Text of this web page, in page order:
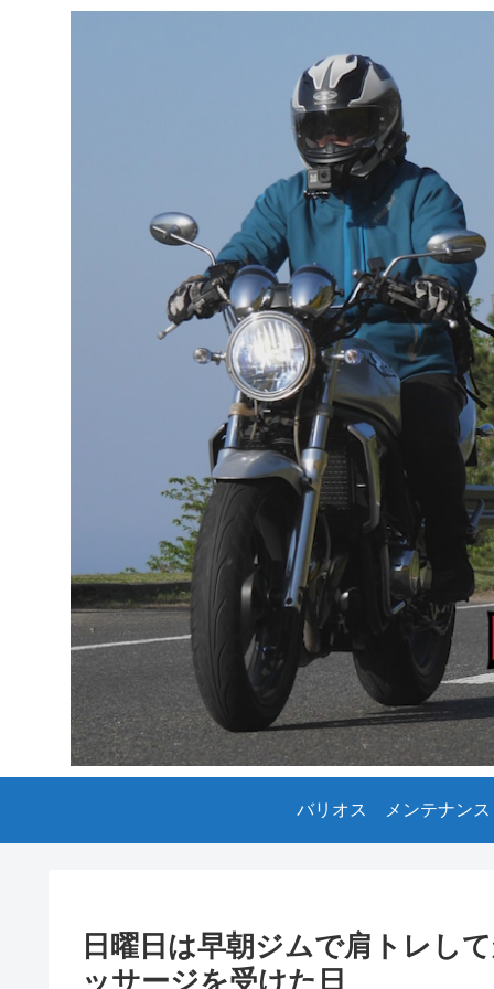
バリオス メンテナンス
日曜日は早朝ジムで肩トレし
ッサージを受けた日